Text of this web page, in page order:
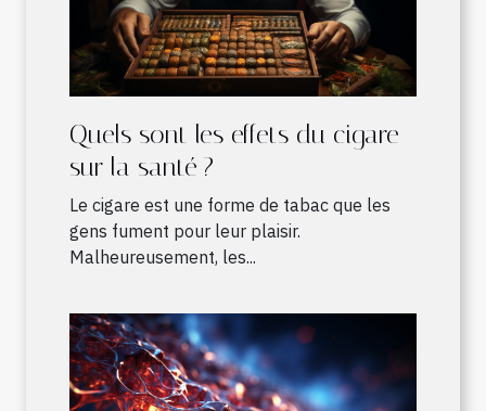
Quels sont les effets du cigare
sur la santé ?
Le cigare est une forme de tabac que les
gens fument pour leur plaisir.
Malheureusement, les...